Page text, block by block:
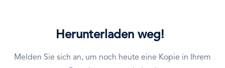
Herunterladen weg!
Melden Sie sich an, um noch heute eine Kopie in Ihrem